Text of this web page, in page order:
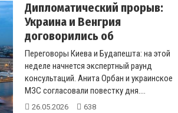
Дипломатический прорыв:
Украина и Венгрия
договорились об
экстренных консультациях
Переговоры Киева и Будапешта: на этой
неделе начнется экспертный раунд
консультаций. Анита Орбан и украинское
МЗС согласовали повестку дня....
26.05.2026 638